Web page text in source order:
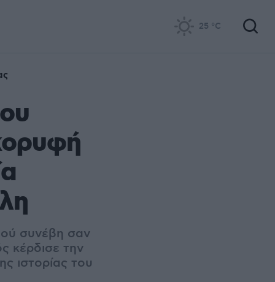
25 °C
συνέβη σαν
κέρδισε την
ιστορίας του